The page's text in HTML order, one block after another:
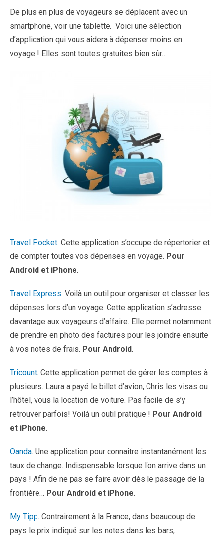
De plus en plus de voyageurs se déplacent avec un
smartphone, voir une tablette. Voici une sélection
d’application qui vous aidera à dépenser moins en
voyage ! Elles sont toutes gratuites bien sûr…
Travel Pocket. Cette application s’occupe de répertorier et
de compter toutes vos dépenses en voyage. Pour
Android et iPhone.
Travel Express. Voilà un outil pour organiser et classer les
dépenses lors d’un voyage. Cette application s’adresse
davantage aux voyageurs d’affaire. Elle permet notamment
de prendre en photo des factures pour les joindre ensuite
à vos notes de frais. Pour Android.
Tricount. Cette application permet de gérer les comptes à
plusieurs. Laura a payé le billet d’avion, Chris les visas ou
l’hôtel, vous la location de voiture. Pas facile de s’y
retrouver parfois! Voilà un outil pratique ! Pour Android
et iPhone.
Oanda. Une application pour connaitre instantanément les
taux de change. Indispensable lorsque l’on arrive dans un
pays ! Afin de ne pas se faire avoir dès le passage de la
frontière… Pour Android et iPhone.
My Tipp. Contrairement à la France, dans beaucoup de
pays le prix indiqué sur les notes dans les bars,